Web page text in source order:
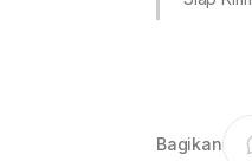
Bagikan